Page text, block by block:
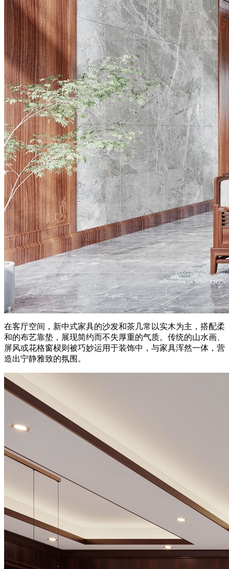
在客厅空间，新中式家具的沙发和茶几常以实木为主，搭配柔
和的布艺靠垫，展现简约而不失厚重的气质。传统的山水画、
屏风或花格窗棂则被巧妙运用于装饰中，与家具浑然一体，营
造出宁静雅致的氛围。